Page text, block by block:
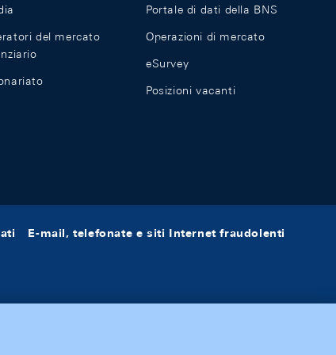
del mercato
Portale di dati della BNS
Operazioni di mercato
eSurvey
Posizioni vacanti
E-mail, telefonate e siti Internet fraudolenti